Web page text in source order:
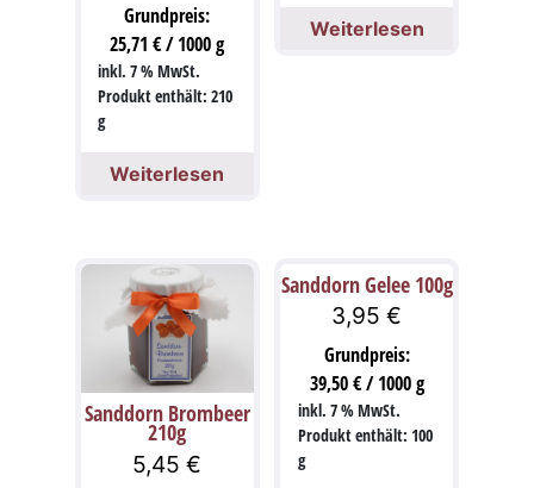
Grundpreis:
25,71€/1000g
inkl. 7 % MwSt.
Produkt enthält: 210
g
Weiterlesen
Weiterlesen
Sanddorn Brombeer
210g
5,45€
Sanddorn Gelee 100g
3,95€
Grundpreis:
39,50€/1000g
inkl. 7 % MwSt.
Produkt enthält: 100
g